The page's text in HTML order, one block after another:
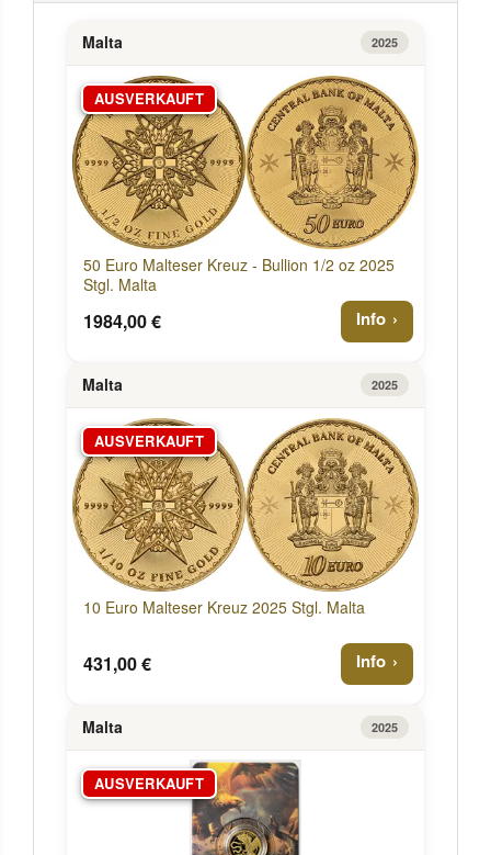
Malta 2025
AUSVERKAUFT
50 Euro Malteser Kreuz - Bullion 1/2 oz 2025
Stgl. Malta
1984,00 € Info
Malta 2025
AUSVERKAUFT
10 Euro Malteser Kreuz 2025 Stgl. Malta
431,00 € Info
Malta 2025
AUSVERKAUFT